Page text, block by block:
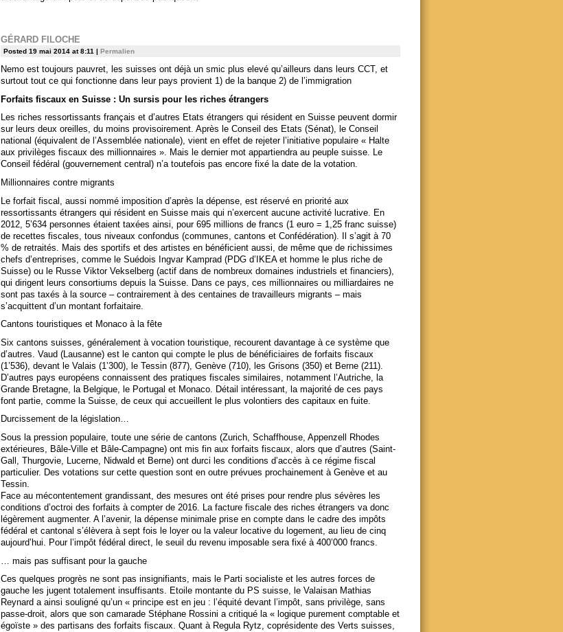
GÉRARD FILOCHE
Posted 19 mai 2014 at 8:11 | Permalien
Nemo est toujours pauvret, les suisses ont déjà un smic plus elevé qu’ailleurs dans leurs CCT, et
surtout tout ce qui fonctionne dans leur pays provient 1) de la banque 2) de l’immigration
Forfaits fiscaux en Suisse : Un sursis pour les riches étrangers
Les riches ressortissants français et d’autres Etats étrangers qui résident en Suisse peuvent dormir
sur leurs deux oreilles, du moins provisoirement. Après le Conseil des Etats (Sénat), le Conseil
national (équivalent de l’Assemblée nationale), vient en effet de rejeter l’initiative populaire « Halte
aux privilèges fiscaux des millionnaires ». Mais le dernier mot appartiendra au peuple suisse. Le
Conseil fédéral (gouvernement central) n’a toutefois pas encore fixé la date de la votation.
Millionnaires contre migrants
Le forfait fiscal, aussi nommé imposition d’après la dépense, est réservé en priorité aux
ressortissants étrangers qui résident en Suisse mais qui n’exercent aucune activité lucrative. En
2012, 5’634 personnes étaient taxées ainsi, pour 695 millions de francs (1 euro = 1,25 franc suisse)
de recettes fiscales, tous niveaux confondus (communes, cantons et Confédération). Il s’agit à 70
% de retraités. Mais des sportifs et des artistes en bénéficient aussi, de même que de richissimes
chefs d’entreprises, comme le Suédois Ingvar Kamprad (PDG d’IKEA et homme le plus riche de
Suisse) ou le Russe Viktor Vekselberg (actif dans de nombreux domaines industriels et financiers),
qui dirigent leurs consortiums depuis la Suisse. Dans ce pays, ces millionnaires ou milliardaires ne
sont pas taxés à la source – contrairement à des centaines de travailleurs migrants – mais
s’acquittent d’un montant forfaitaire.
Cantons touristiques et Monaco à la fête
Six cantons suisses, généralement à vocation touristique, recourent davantage à ce système que
d’autres. Vaud (Lausanne) est le canton qui compte le plus de bénéficiaires de forfaits fiscaux
(1’536), devant le Valais (1’300), le Tessin (877), Genève (710), les Grisons (350) et Berne (211).
D’autres pays européens connaissent des pratiques fiscales similaires, notamment l’Autriche, la
Grande Bretagne, la Belgique, le Portugal et Monaco. Détail intéressant, la majorité de ces pays
font partie, comme la Suisse, de ceux qui accueillent le plus volontiers des capitaux en fuite.
Durcissement de la législation…
Sous la pression populaire, toute une série de cantons (Zurich, Schaffhouse, Appenzell Rhodes
extérieures, Bâle-Ville et Bâle-Campagne) ont mis fin aux forfaits fiscaux, alors que d’autres (Saint-
Gall, Thurgovie, Lucerne, Nidwald et Berne) ont durci les conditions d’accès à ce régime fiscal
particulier. Des votations sur cette question sont en outre prévues prochainement à Genève et au
Tessin.
Face au mécontentement grandissant, des mesures ont été prises pour rendre plus sévères les
conditions d’octroi des forfaits à compter de 2016. La facture fiscale des riches étrangers va donc
légèrement augmenter. A l’avenir, la dépense minimale prise en compte dans le cadre des impôts
fédéral et cantonal s’élèvera à sept fois le loyer ou la valeur locative du logement, au lieu de cinq
aujourd’hui. Pour l’impôt fédéral direct, le seuil du revenu imposable sera fixé à 400’000 francs.
… mais pas suffisant pour la gauche
Ces quelques progrès ne sont pas insignifiants, mais le Parti socialiste et les autres forces de
gauche les jugent totalement insuffisants. Etoile montante du PS suisse, le Valaisan Mathias
Reynard a ainsi souligné qu’un « principe est en jeu : l’équité devant l’impôt, sans privilège, sans
passe-droit, alors que son camarade Stéphane Rossini a critiqué la « logique purement comptable et
égoïste » des partisans des forfaits fiscaux. Quant à Regula Rytz, coprésidente des Verts suisses,